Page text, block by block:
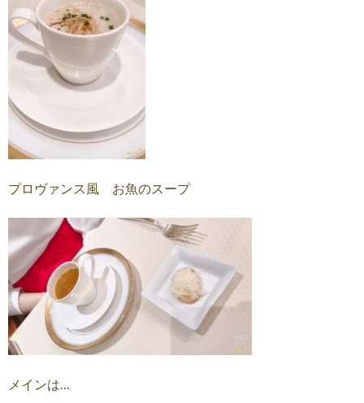
プロヴァンス風 お魚のスープ
メインは…